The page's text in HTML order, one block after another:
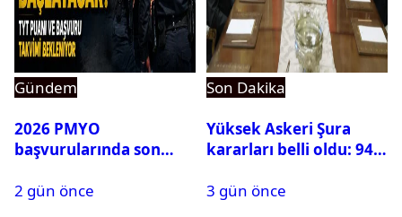
Gündem
2026 PMYO
başvurularında son
2 gün önce
Son Dakika
Yüksek Askeri Şura
kararları belli oldu: 94
3 gün önce